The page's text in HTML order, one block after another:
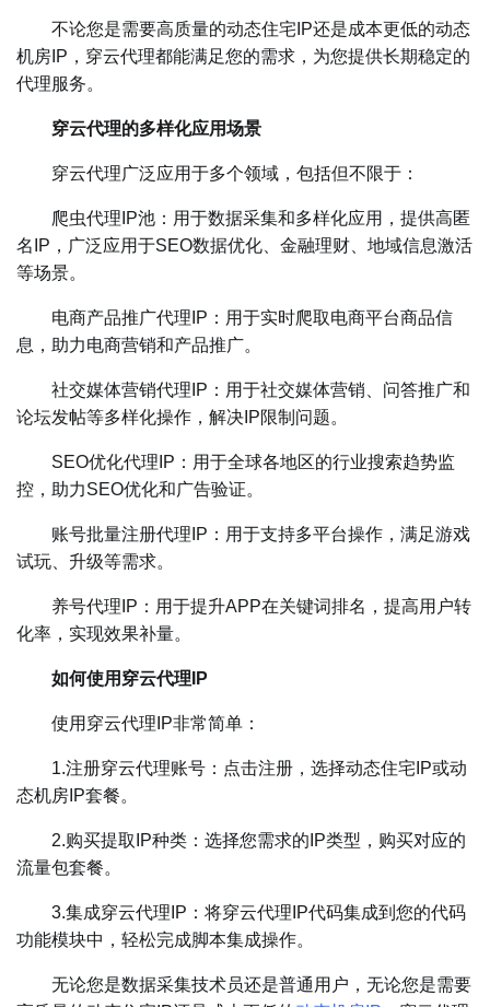
不论您是需要高质量的动态住宅IP还是成本更低的动态
机房IP，穿云代理都能满足您的需求，为您提供长期稳定的
代理服务。
穿云代理的多样化应用场景
穿云代理广泛应用于多个领域，包括但不限于：
爬虫代理IP池：用于数据采集和多样化应用，提供高匿
名IP，广泛应用于SEO数据优化、金融理财、地域信息激活
等场景。
电商产品推广代理IP：用于实时爬取电商平台商品信
息，助力电商营销和产品推广。
社交媒体营销代理IP：用于社交媒体营销、问答推广和
论坛发帖等多样化操作，解决IP限制问题。
SEO优化代理IP：用于全球各地区的行业搜索趋势监
控，助力SEO优化和广告验证。
账号批量注册代理IP：用于支持多平台操作，满足游戏
试玩、升级等需求。
养号代理IP：用于提升APP在关键词排名，提高用户转
化率，实现效果补量。
如何使用穿云代理IP
使用穿云代理IP非常简单：
1.注册穿云代理账号：点击注册，选择动态住宅IP或动
态机房IP套餐。
2.购买提取IP种类：选择您需求的IP类型，购买对应的
流量包套餐。
3.集成穿云代理IP：将穿云代理IP代码集成到您的代码
功能模块中，轻松完成脚本集成操作。
无论您是数据采集技术员还是普通用户，无论您是需要